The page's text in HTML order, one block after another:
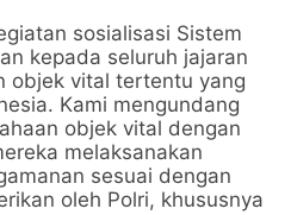
sosialisasi Sistem
kepada seluruh jajaran
objek vital tertentu yang
Kami mengundang
objek vital dengan
melaksanakan
sesuai dengan
oleh Polri, khususnya